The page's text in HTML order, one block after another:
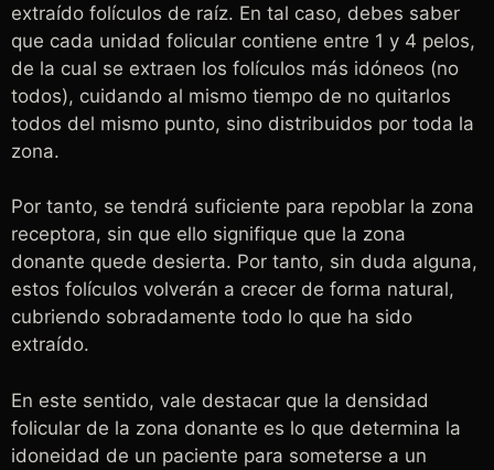
extraído folículos de raíz. En tal caso, debes saber
que cada unidad folicular contiene entre 1 y 4 pelos,
de la cual se extraen los folículos más idóneos (no
todos), cuidando al mismo tiempo de no quitarlos
todos del mismo punto, sino distribuidos por toda la
zona.
Por tanto, se tendrá suficiente para repoblar la zona
receptora, sin que ello signifique que la zona
donante quede desierta. Por tanto, sin duda alguna,
estos folículos volverán a crecer de forma natural,
cubriendo sobradamente todo lo que ha sido
extraído.
En este sentido, vale destacar que la densidad
folicular de la zona donante es lo que determina la
idoneidad de un paciente para someterse a un